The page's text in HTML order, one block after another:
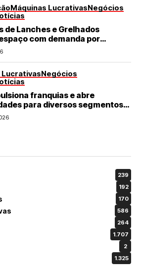
Máquinas LucrativasNegócios
de Lanches e Grelhados
com demanda por
e de qualidade
LucrativasNegócios
franquias e abre
para diversos segmentos
239
192
170
586
264
1.707
2
1.325